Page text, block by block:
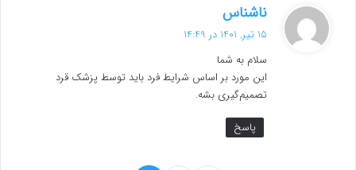
ناشناس
ف
:
15 تیر, 1401 در 14:49
سلام به شما
این مورد بر اساس شرایط فرد باید توسط پزشک قرد
تصمیم‌گیری بشه.
پاسخ